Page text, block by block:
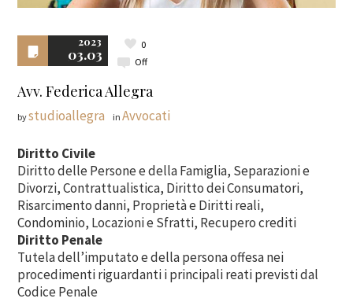
2023
03.03 Off
0
Avv. Federica Allegra
bystudioallegra inAvvocati
Diritto Civile
Diritto delle Persone e della Famiglia, Separazioni e
Divorzi, Contrattualistica, Diritto dei Consumatori,
Risarcimento danni, Proprietà e Diritti reali,
Condominio, Locazioni e Sfratti, Recupero crediti
Diritto Penale
Tutela dell’imputato e della persona offesa nei
procedimenti riguardanti i principali reati previsti dal
Codice Penale